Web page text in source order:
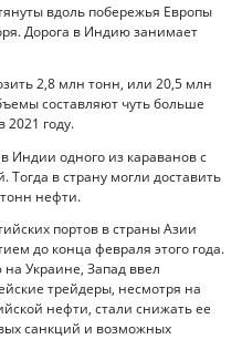
вдоль побережья Европы
Дорога в Индию занимает
2,8 млн тонн, или 20,5 млн
составляют чуть больше
2021 году.
Индии одного из караванов с
в страну могли доставить
нефти.
портов в страны Азии
до конца февраля этого года.
Украине, Запад ввел
трейдеры, несмотря на
нефти, стали снижать ее
санкций и возможных